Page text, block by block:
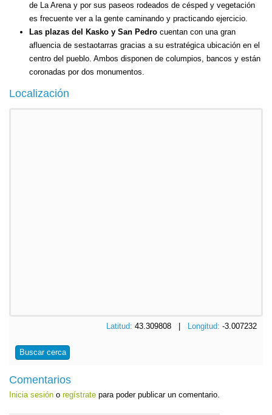
de La Arena y por sus paseos rodeados de césped y vegetación
es frecuente ver a la gente caminando y practicando ejercicio.
Las plazas del Kasko y San Pedrocuentan con una gran
afluencia de sestaotarras gracias a su estratégica ubicación en el
centro del pueblo. Ambos disponen de columpios, bancos y están
coronadas por dos monumentos.
Localización
Latitud: 43.309808 | Longitud: -3.007232
Buscar cerca
Comentarios
Inicia sesión o regístrate para poder publicar un comentario.